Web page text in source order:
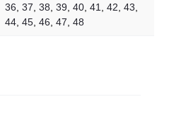
36 37 38 39 40 41 42 43
44 45 46 47 48